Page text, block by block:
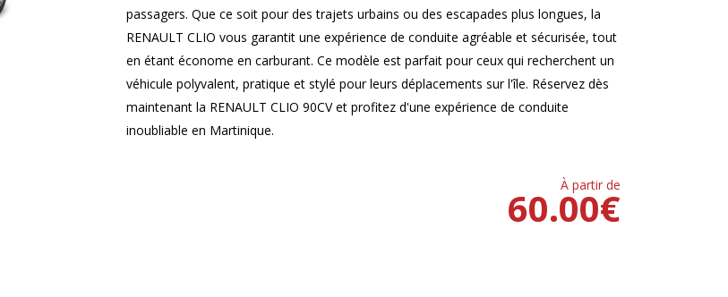
passagers. Que ce soit pour des trajets urbains ou des escapades plus longues, la
RENAULT CLIO vous garantit une expérience de conduite agréable et sécurisée, tout
en étant économe en carburant. Ce modèle est parfait pour ceux qui recherchent un
véhicule polyvalent, pratique et stylé pour leurs déplacements sur l'île. Réservez dès
maintenant la RENAULT CLIO 90CV et profitez d'une expérience de conduite
inoubliable en Martinique.
À partir de
€
60.00